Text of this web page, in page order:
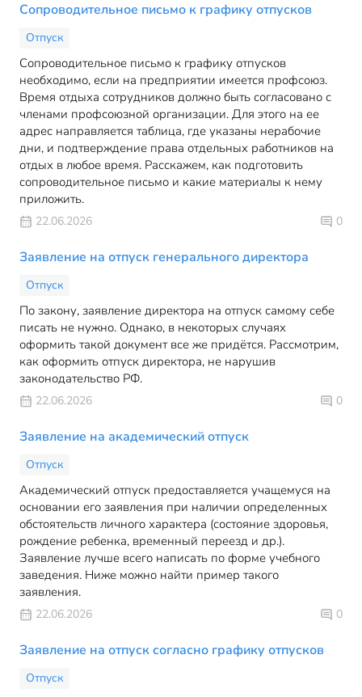
Сопроводительное письмо к графику отпусков
Отпуск
Сопроводительное письмо к графику отпусков
необходимо, если на предприятии имеется профсоюз.
Время отдыха сотрудников должно быть согласовано с
членами профсоюзной организации. Для этого на ее
адрес направляется таблица, где указаны нерабочие
дни, и подтверждение права отдельных работников на
отдых в любое время. Расскажем, как подготовить
сопроводительное письмо и какие материалы к нему
приложить.
22.06.2026 0
Заявление на отпуск генерального директора
Отпуск
По закону, заявление директора на отпуск самому себе
писать не нужно. Однако, в некоторых случаях
оформить такой документ все же придётся. Рассмотрим,
как оформить отпуск директора, не нарушив
законодательство РФ.
22.06.2026 0
Заявление на академический отпуск
Отпуск
Академический отпуск предоставляется учащемуся на
основании его заявления при наличии определенных
обстоятельств личного характера (состояние здоровья,
рождение ребенка, временный переезд и др.).
Заявление лучше всего написать по форме учебного
заведения. Ниже можно найти пример такого
заявления.
22.06.2026 0
Заявление на отпуск согласно графику отпусков
Отпуск